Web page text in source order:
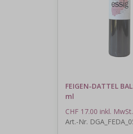
FEIGEN-DATTEL
ml
CHF 17.00 inkl. MwSt.
Art.-Nr.